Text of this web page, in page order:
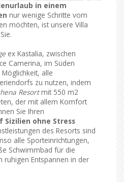
in einem
nur wenige Schritte vom
möchten, ist unsere Villa
ex Kastalia, zwischen
Camerina, im Süden
alle
zu nutzen, indem
Resortmit 550 m2
der mit allem Komfort
Sie Ihren
Sizilien ohne Stress
des Resorts sind
alle Sporteinrichtungen,
Schwimmbad für die
ruhigen Entspannen in der